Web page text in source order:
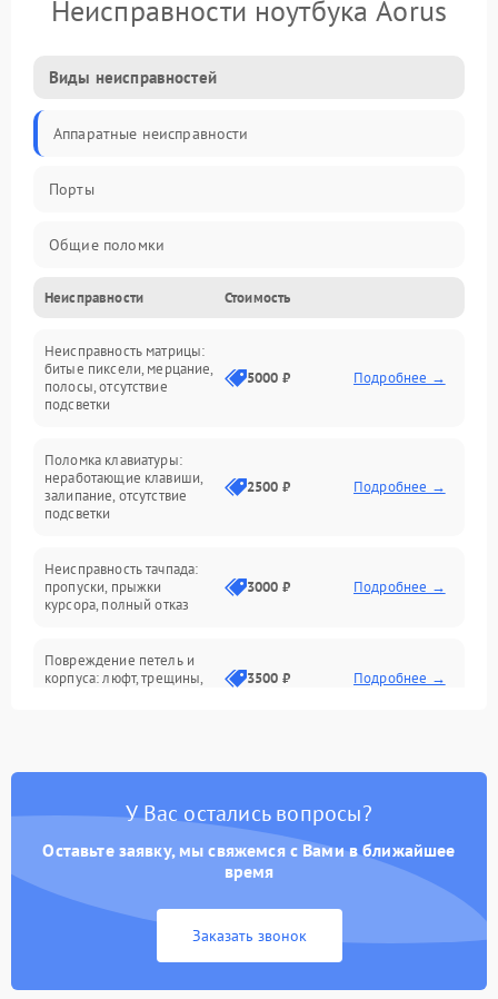
Неисправности ноутбука Aorus
Виды неисправностей
Аппаратные неисправности
Порты
Общие поломки
Устройства
Программные ошибки
Электрические и системные сбои
Интерфейсные проблемы
Батарея
Сеть и интернет
Неисправности Стоимость
Неисправность матрицы:
битые пиксели, мерцание,
полосы, отсутствие
подсветки
5000 ₽ Подробнее →
Поломка клавиатуры:
неработающие клавиши,
залипание, отсутствие
подсветки
2500 ₽ Подробнее →
Неисправность тачпада:
пропуски, прыжки
курсора, полный отказ
3000 ₽ Подробнее →
Повреждение петель и
корпуса: люфт, трещины,
3500 ₽ Подробнее →
быстрая разрядка,
Неисправность зарядного
питания
2000 ₽ Подробнее →
неисправности кулера
У Вас остались вопросы?
Оставьте заявку, мы свяжемся с Вами в ближайшее
время
Заказать звонок